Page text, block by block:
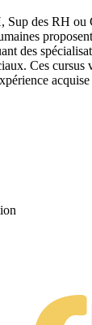
Sup des RH ou
des
Ces cursus
acquise